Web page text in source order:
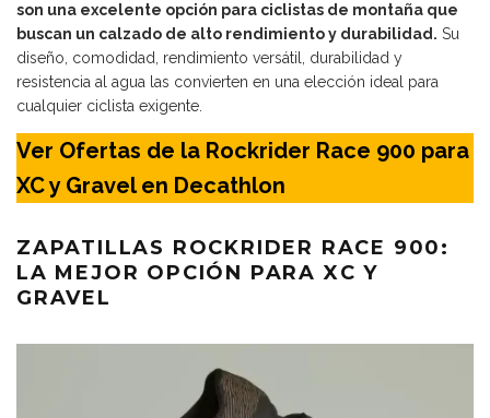
son una excelente opción para ciclistas de montaña que
buscan un calzado de alto rendimiento y durabilidad. Su
diseño, comodidad, rendimiento versátil, durabilidad y
resistencia al agua las convierten en una elección ideal para
cualquier ciclista exigente.
Ver Ofertas de la Rockrider Race 900 para
XC y Gravel en Decathlon
ZAPATILLAS ROCKRIDER RACE 900:
LA MEJOR OPCIÓN PARA XC Y
GRAVEL